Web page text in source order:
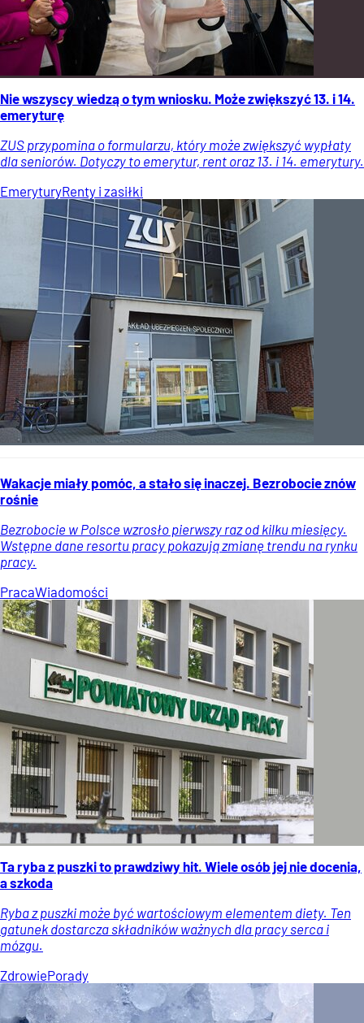
Nie wszyscy wiedzą o tym wniosku. Może zwiększyć 13. i 14.
emeryturę
ZUS przypomina o formularzu, który może zwiększyć wypłaty
dla seniorów. Dotyczy to emerytur, rent oraz 13. i 14. emerytury.
EmeryturyRenty i zasiłki
Wakacje miały pomóc, a stało się inaczej. Bezrobocie znów
rośnie
Bezrobocie w Polsce wzrosło pierwszy raz od kilku miesięcy.
Wstępne dane resortu pracy pokazują zmianę trendu na rynku
pracy.
PracaWiadomości
Ta ryba z puszki to prawdziwy hit. Wiele osób jej nie docenia,
a szkoda
Ryba z puszki może być wartościowym elementem diety. Ten
gatunek dostarcza składników ważnych dla pracy serca i
mózgu.
ZdrowiePorady